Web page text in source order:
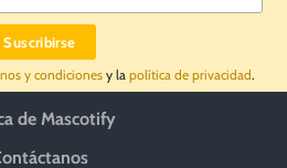
y condiciones y la política de privacidad.
de Mascotify